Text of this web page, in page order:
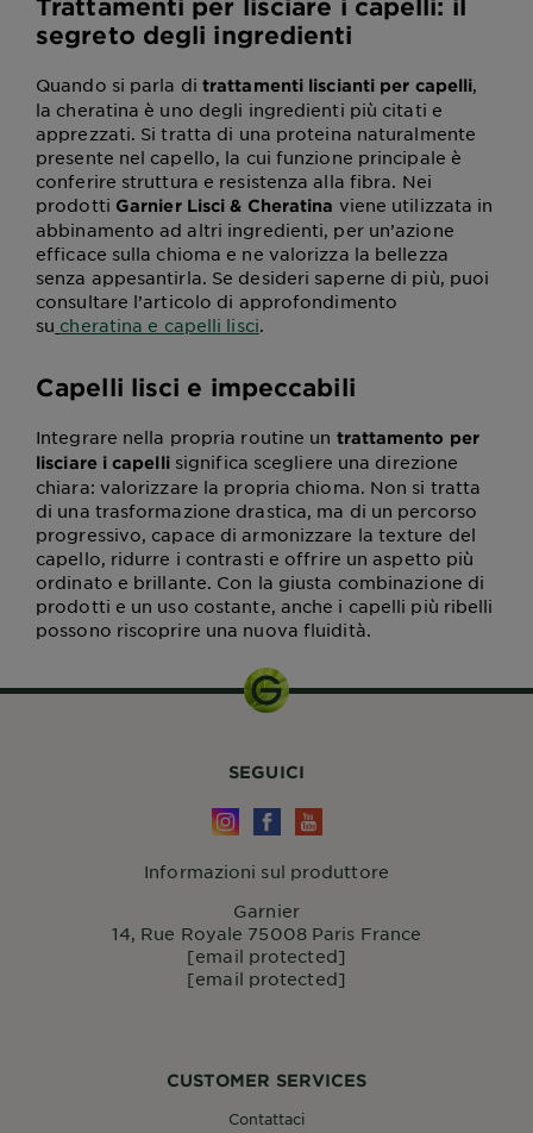
Trattamenti per lisciare i capelli: il
segreto degli ingredienti
Quando si parla di trattamenti liscianti per capelli,
la cheratina è uno degli ingredienti più citati e
apprezzati. Si tratta di una proteina naturalmente
presente nel capello, la cui funzione principale è
conferire struttura e resistenza alla fibra. Nei
prodotti Garnier Lisci & Cheratina viene utilizzata in
abbinamento ad altri ingredienti, per un’azione
efficace sulla chioma e ne valorizza la bellezza
senza appesantirla. Se desideri saperne di più, puoi
consultare l’articolo di approfondimento
su cheratina e capelli lisci.
Capelli lisci e impeccabili
Integrare nella propria routine un trattamento per
lisciare i capellisignifica scegliere una direzione
chiara: valorizzare la propria chioma. Non si tratta
di una trasformazione drastica, ma di un percorso
progressivo, capace di armonizzare la texture del
capello, ridurre i contrasti e offrire un aspetto più
ordinato e brillante. Con la giusta combinazione di
prodotti e un uso costante, anche i capelli più ribelli
possono riscoprire una nuova fluidità.
CUSTOMER SERVICES
Contattaci
SEGUICI
Informazioni sul produttore
Garnier
14, Rue Royale 75008 Paris France
[email protected]
[email protected]